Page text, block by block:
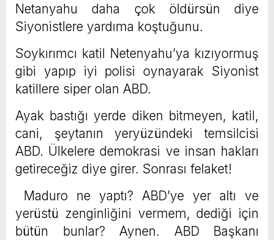
Netanyahu daha çok öldürsün diye
Siyonistlere yardıma koştuğunu.
Soykırımcı katil Netenyahu’ya kızıyormuş
gibi yapıp iyi polisi oynayarak Siyonist
katillere siper olan ABD.
Ayak bastığı yerde diken bitmeyen, katil,
cani, şeytanın yeryüzündeki temsilcisi
ABD. Ülkelere demokrasi ve insan hakları
getireceğiz diye girer. Sonrası felaket!
Maduro ne yaptı? ABD’ye yer altı ve
yerüstü zenginliğini vermem, dediği için
bütün bunlar? Aynen. ABD Başkanı